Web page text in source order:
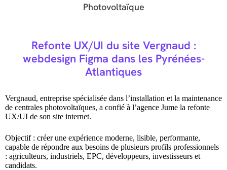
Photovoltaïque
Refonte UX/UI du site Vergnaud :
webdesign Figma dans les Pyrénées-
Atlantiques
Vergnaud, entreprise spécialisée dans l’installation et la maintenance
de centrales photovoltaïques, a confié à l’agence Jume la refonte
UX/UI de son site internet.
Objectif : créer une expérience moderne, lisible, performante,
capable de répondre aux besoins de plusieurs profils professionnels
: agriculteurs, industriels, EPC, développeurs, investisseurs et
candidats.